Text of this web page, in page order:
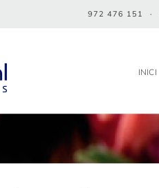
972 476 151 ·
INICI